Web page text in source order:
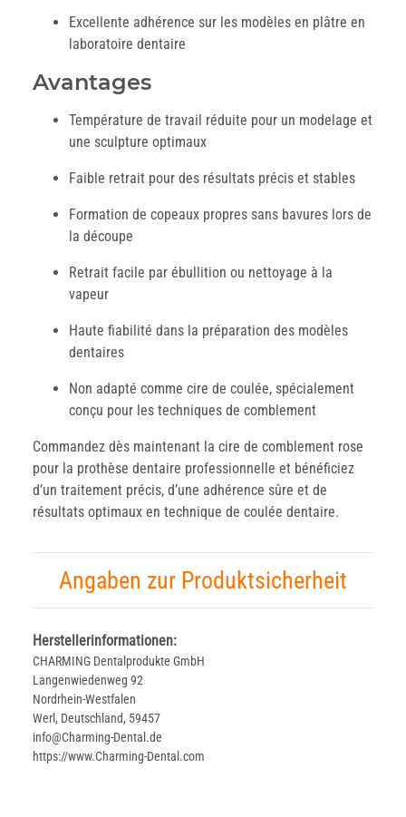
Excellente adhérence sur les modèles en plâtre en
laboratoire dentaire
Avantages
Température de travail réduite pour un modelage et
une sculpture optimaux
Faible retrait pour des résultats précis et stables
Formation de copeaux propres sans bavures lors de
la découpe
Retrait facile par ébullition ou nettoyage à la
vapeur
Haute fiabilité dans la préparation des modèles
dentaires
Non adapté comme cire de coulée, spécialement
conçu pour les techniques de comblement
Commandez dès maintenant la cire de comblement rose
pour la prothèse dentaire professionnelle et bénéficiez
d’un traitement précis, d’une adhérence sûre et de
résultats optimaux en technique de coulée dentaire.
Angaben zur Produktsicherheit
Herstellerinformationen:
CHARMING Dentalprodukte GmbH
Langenwiedenweg 92
Nordrhein-Westfalen
Werl, Deutschland, 59457
info@Charming-Dental.de
https://www.Charming-Dental.com